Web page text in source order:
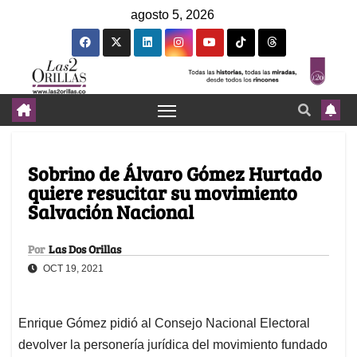
agosto 5, 2026
Sobrino de Álvaro Gómez Hurtado
quiere resucitar su movimiento
Salvación Nacional
Por Las Dos Orillas
OCT 19, 2021
Enrique Gómez pidió al Consejo Nacional Electoral
devolver la personería jurídica del movimiento fundado